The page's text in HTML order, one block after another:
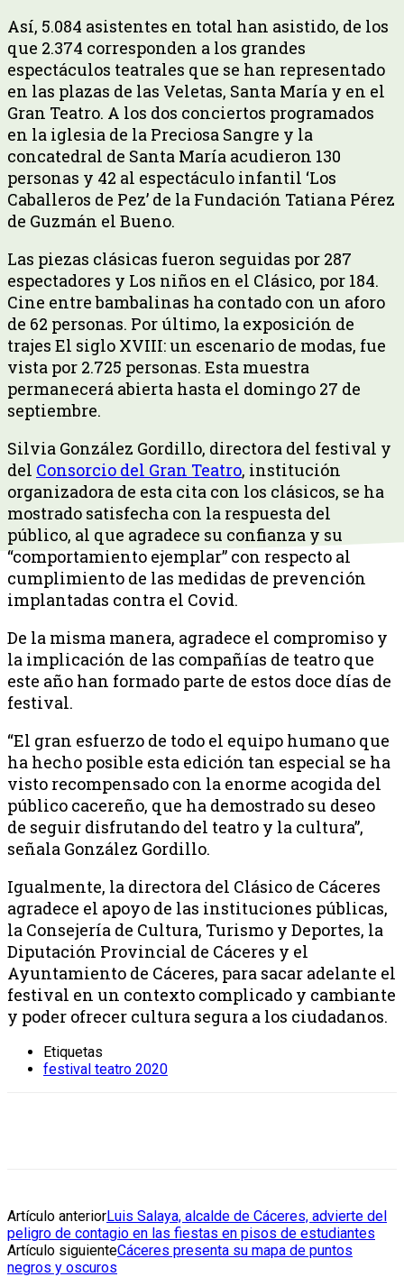
Así, 5.084 asistentes en total han asistido, de los
que 2.374 corresponden a los grandes
espectáculos teatrales que se han representado
en las plazas de las Veletas, Santa María y en el
Gran Teatro. A los dos conciertos programados
en la iglesia de la Preciosa Sangre y la
concatedral de Santa María acudieron 130
personas y 42 al espectáculo infantil ‘Los
Caballeros de Pez’ de la Fundación Tatiana Pérez
de Guzmán el Bueno.
Las piezas clásicas fueron seguidas por 287
espectadores y Los niños en el Clásico, por 184.
Cine entre bambalinas ha contado con un aforo
de 62 personas. Por último, la exposición de
trajes El siglo XVIII: un escenario de modas, fue
vista por 2.725 personas. Esta muestra
permanecerá abierta hasta el domingo 27 de
septiembre.
Silvia González Gordillo, directora del festival y
del Consorcio del Gran Teatro, institución
organizadora de esta cita con los clásicos, se ha
mostrado satisfecha con la respuesta del
público, al que agradece su confianza y su
“comportamiento ejemplar” con respecto al
cumplimiento de las medidas de prevención
implantadas contra el Covid.
De la misma manera, agradece el compromiso y
la implicación de las compañías de teatro que
este año han formado parte de estos doce días de
festival.
“El gran esfuerzo de todo el equipo humano que
ha hecho posible esta edición tan especial se ha
visto recompensado con la enorme acogida del
público cacereño, que ha demostrado su deseo
de seguir disfrutando del teatro y la cultura”,
señala González Gordillo.
Igualmente, la directora del Clásico de Cáceres
agradece el apoyo de las instituciones públicas,
la Consejería de Cultura, Turismo y Deportes, la
Diputación Provincial de Cáceres y el
Ayuntamiento de Cáceres, para sacar adelante el
festival en un contexto complicado y cambiante
y poder ofrecer cultura segura a los ciudadanos.
Etiquetas
festival teatro 2020
Artículo anteriorLuis Salaya, alcalde de Cáceres, advierte del
peligro de contagio en las fiestas en pisos de estudiantes
Artículo siguienteCáceres presenta su mapa de puntos
negros y oscuros